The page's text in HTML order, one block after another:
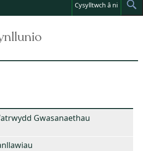
Cysylltwch â ni
Gwasanaethau